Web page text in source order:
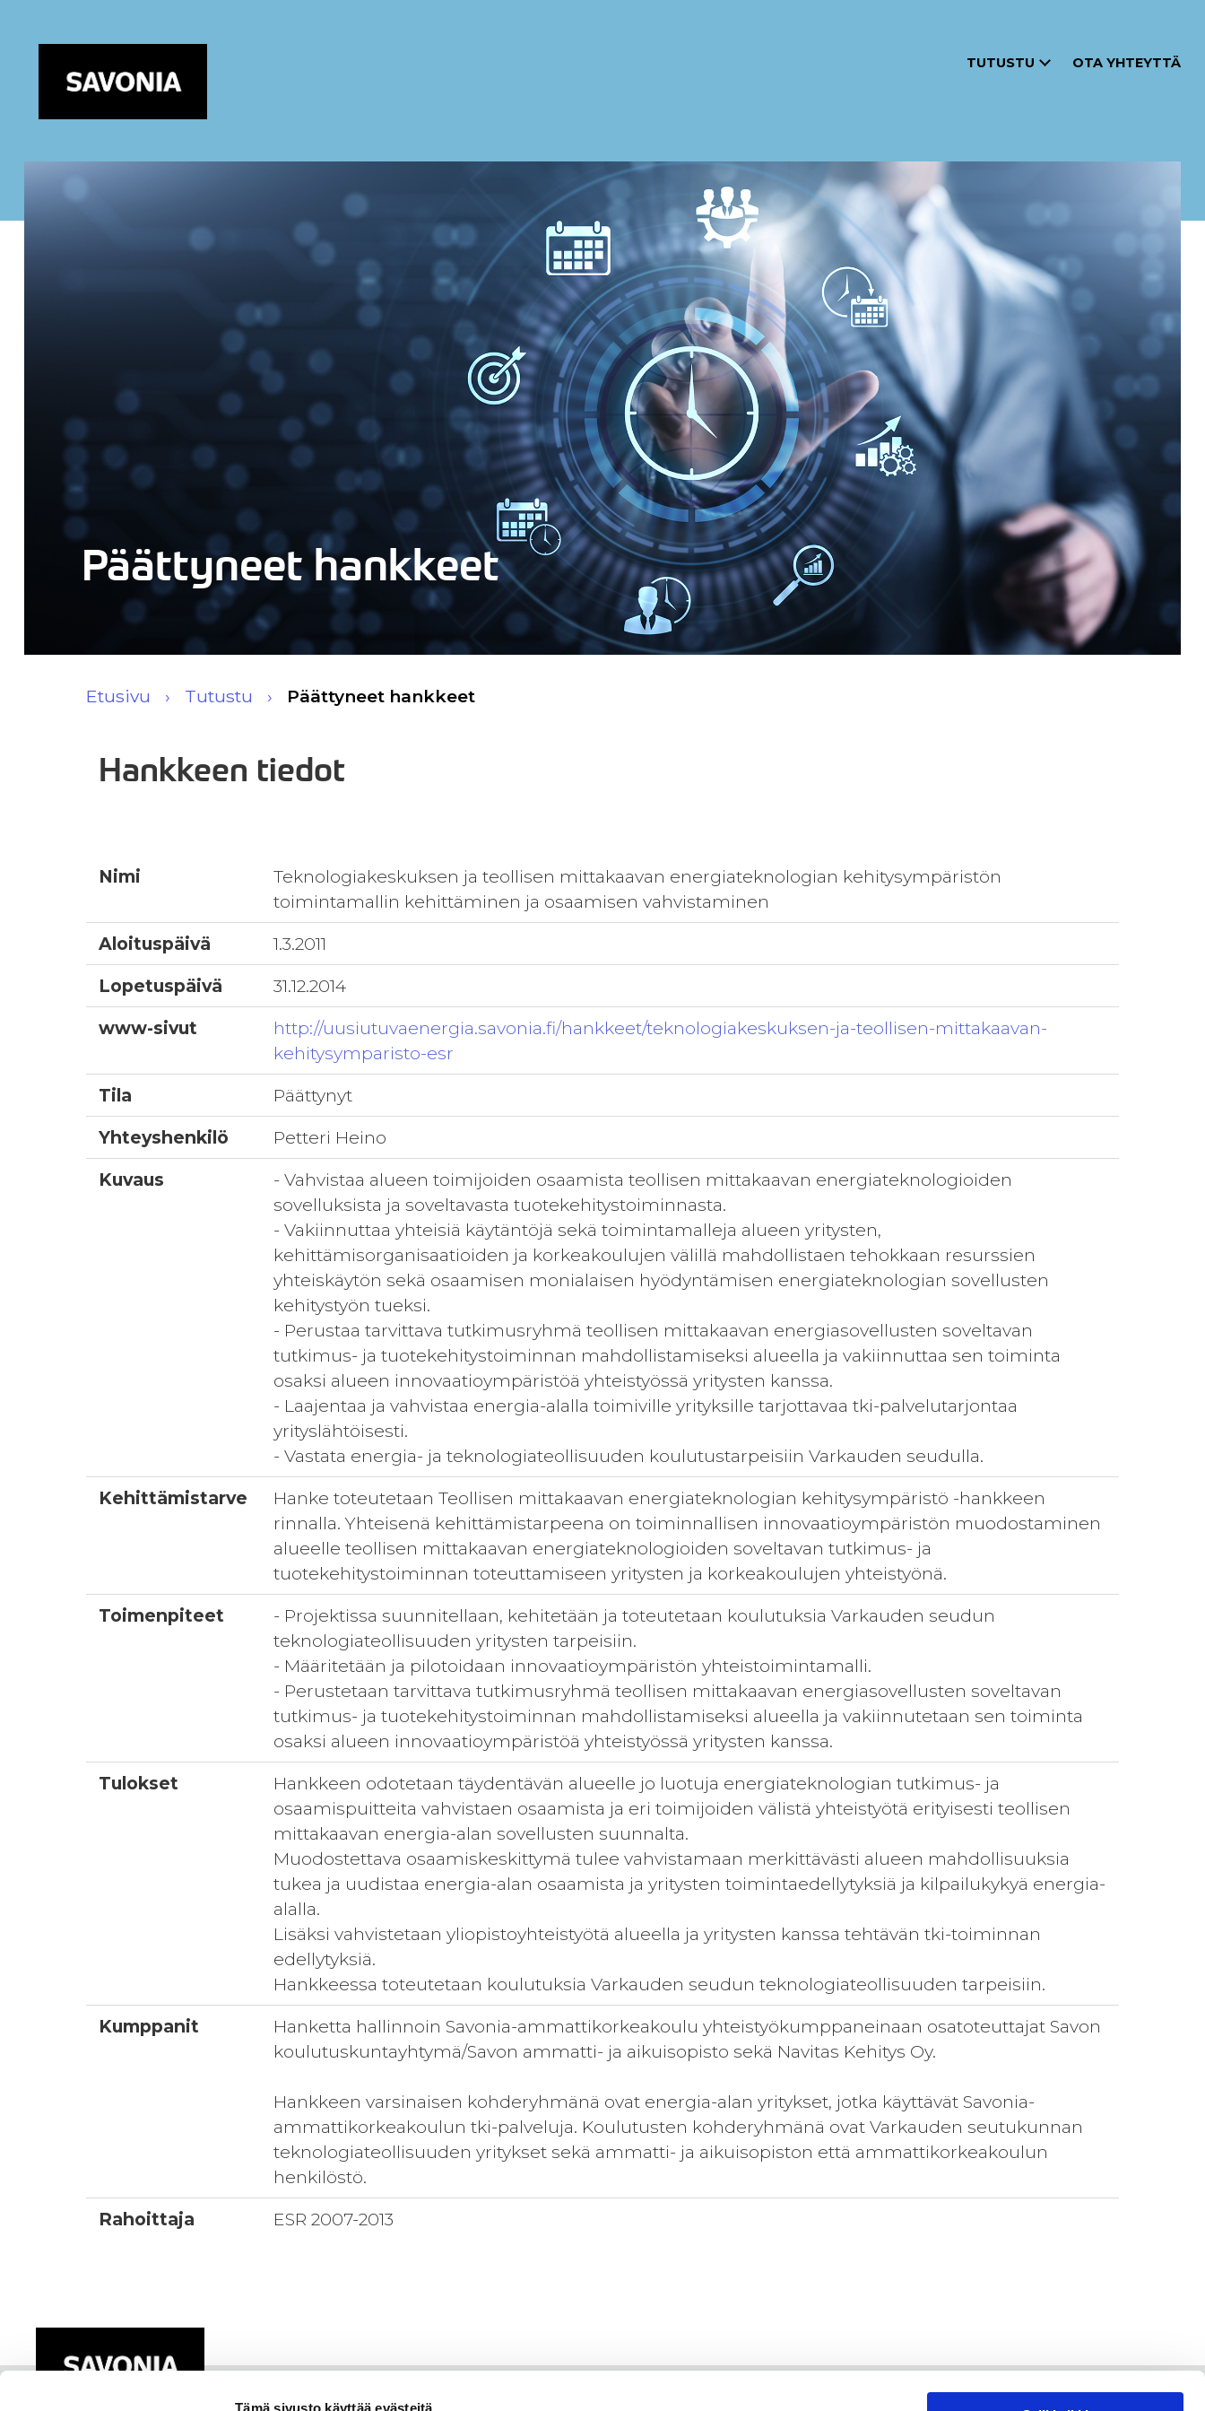
Tämä sivusto käyttää evästeitä
TUTUSTU OTA YHTEYTTÄ
Päättyneet hankkeet
Etusivu Tutustu Päättyneet hankkeet
Hankkeen tiedot
Nimi
Teknologiakeskuksen ja teollisen mittakaavan energiateknologian kehitysympäristön
toimintamallin kehittäminen ja osaamisen vahvistaminen
Aloituspäivä
1.3.2011
Lopetuspäivä
31.12.2014
www-sivut
http://uusiutuvaenergia.savonia.fi/hankkeet/teknologiakeskuksen-ja-teollisen-mittakaavan-
kehitysymparisto-esr
Tila
Päättynyt
Yhteyshenkilö
Petteri Heino
Kuvaus
- Vahvistaa alueen toimijoiden osaamista teollisen mittakaavan energiateknologioiden
sovelluksista ja soveltavasta tuotekehitystoiminnasta.
- Vakiinnuttaa yhteisiä käytäntöjä sekä toimintamalleja alueen yritysten,
kehittämisorganisaatioiden ja korkeakoulujen välillä mahdollistaen tehokkaan resurssien
yhteiskäytön sekä osaamisen monialaisen hyödyntämisen energiateknologian sovellusten
kehitystyön tueksi.
- Perustaa tarvittava tutkimusryhmä teollisen mittakaavan energiasovellusten soveltavan
tutkimus- ja tuotekehitystoiminnan mahdollistamiseksi alueella ja vakiinnuttaa sen toiminta
osaksi alueen innovaatioympäristöä yhteistyössä yritysten kanssa.
- Laajentaa ja vahvistaa energia-alalla toimiville yrityksille tarjottavaa tki-palvelutarjontaa
yrityslähtöisesti.
- Vastata energia- ja teknologiateollisuuden koulutustarpeisiin Varkauden seudulla.
Kehittämistarve
Hanke toteutetaan Teollisen mittakaavan energiateknologian kehitysympäristö -hankkeen
rinnalla. Yhteisenä kehittämistarpeena on toiminnallisen innovaatioympäristön muodostaminen
alueelle teollisen mittakaavan energiateknologioiden soveltavan tutkimus- ja
tuotekehitystoiminnan toteuttamiseen yritysten ja korkeakoulujen yhteistyönä.
Toimenpiteet
- Projektissa suunnitellaan, kehitetään ja toteutetaan koulutuksia Varkauden seudun
teknologiateollisuuden yritysten tarpeisiin.
- Määritetään ja pilotoidaan innovaatioympäristön yhteistoimintamalli.
- Perustetaan tarvittava tutkimusryhmä teollisen mittakaavan energiasovellusten soveltavan
tutkimus- ja tuotekehitystoiminnan mahdollistamiseksi alueella ja vakiinnutetaan sen toiminta
osaksi alueen innovaatioympäristöä yhteistyössä yritysten kanssa.
Tulokset
Hankkeen odotetaan täydentävän alueelle jo luotuja energiateknologian tutkimus- ja
osaamispuitteita vahvistaen osaamista ja eri toimijoiden välistä yhteistyötä erityisesti teollisen
mittakaavan energia-alan sovellusten suunnalta.
Muodostettava osaamiskeskittymä tulee vahvistamaan merkittävästi alueen mahdollisuuksia
tukea ja uudistaa energia-alan osaamista ja yritysten toimintaedellytyksiä ja kilpailukykyä energia-
alalla.
Lisäksi vahvistetaan yliopistoyhteistyötä alueella ja yritysten kanssa tehtävän tki-toiminnan
edellytyksiä.
Hankkeessa toteutetaan koulutuksia Varkauden seudun teknologiateollisuuden tarpeisiin.
Kumppanit
Hanketta hallinnoin Savonia-ammattikorkeakoulu yhteistyökumppaneinaan osatoteuttajat Savon
koulutuskuntayhtymä/Savon ammatti- ja aikuisopisto sekä Navitas Kehitys Oy.
Hankkeen varsinaisen kohderyhmänä ovat energia-alan yritykset, jotka käyttävät Savonia-
ammattikorkeakoulun tki-palveluja. Koulutusten kohderyhmänä ovat Varkauden seutukunnan
teknologiateollisuuden yritykset sekä ammatti- ja aikuisopiston että ammattikorkeakoulun
henkilöstö.
Rahoittaja
ESR 2007-2013